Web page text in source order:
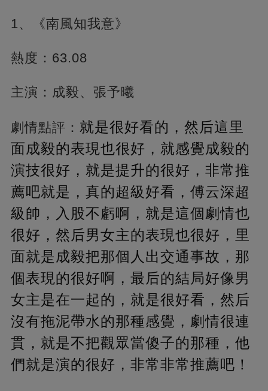
1、《南風知我意》
熱度：63.08
主演：成毅、張予曦
劇情點評： 就是很好看的，然后這里
面成毅的表現也很好，就感覺成毅的
演技很好，就是提升的很好，非常推
薦吧就是，真的超級好看，傅云深超
級帥，入股不虧啊，就是這個劇情也
很好，然后男女主的表現也很好，里
面就是成毅把那個人出交通事故，那
個表現的很好啊，最后的結局好像男
女主是在一起的，就是很好看，然后
沒有拖泥帶水的那種感覺，劇情很連
貫，就是不把觀眾當傻子的那種，他
們就是演的很好，非常非常推薦吧！